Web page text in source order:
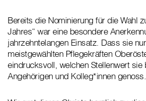
Bereits die Nominierung für die Wahl
Jahres“ war eine besondere
jahrzehntelangen Einsatz. Dass sie
meistgewählten Pflegekräften
eindrucksvoll, welchen Stellenwert sie
Angehörigen und Kolleg*innen genoss.